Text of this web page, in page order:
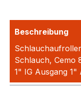
Beschreibung
Schlauch, Cemo
1" IG Ausgang 1"